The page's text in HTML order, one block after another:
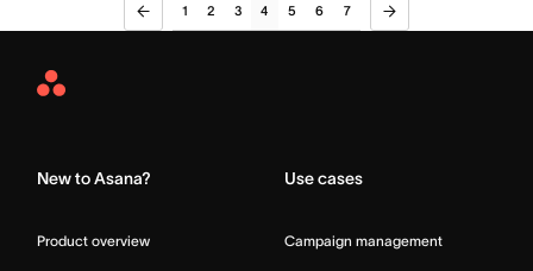
1 2 3 4 5 6 7
Asana
New to Asana?
Product overview
Use cases
Campaign management